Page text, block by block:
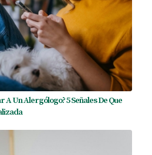
A Un Alergólogo? 5 Señales De Que